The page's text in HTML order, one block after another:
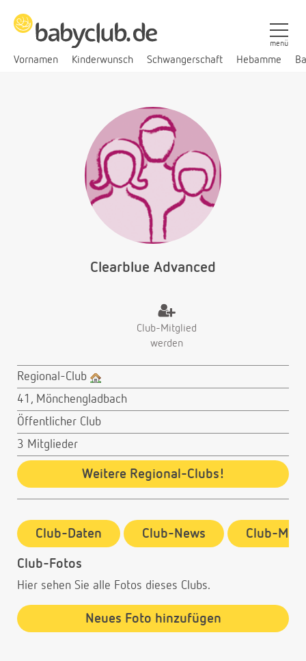
Vornamen Kinderwunsch Schwangerschaft Hebamme
menü
Clearblue Advanced
Club-Mitglied
werden
Regional-Club
41, Mönchengladbach
Öffentlicher Club
3 Mitglieder
Weitere Regional-Clubs!
Club-Daten Club-News Club-
Club-Fotos
Hier sehen Sie alle Fotos dieses Clubs.
Neues Foto hinzufügen